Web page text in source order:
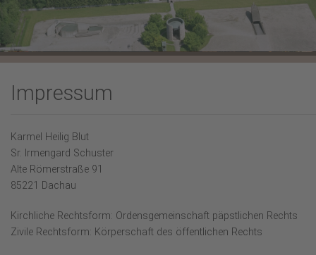
Karmel-Spiritualität
Fürbittgebet
Lesenswertes
Hl. Messe feiern?
Aktuelles
Impressum
Karmel Heilig Blut
Sr. Irmengard Schuster
Alte Römerstraße 91
85221 Dachau
Kirchliche Rechtsform: Ordensgemeinschaft päpstlichen Rechts
Zivile Rechtsform: Körperschaft des öffentlichen Rechts